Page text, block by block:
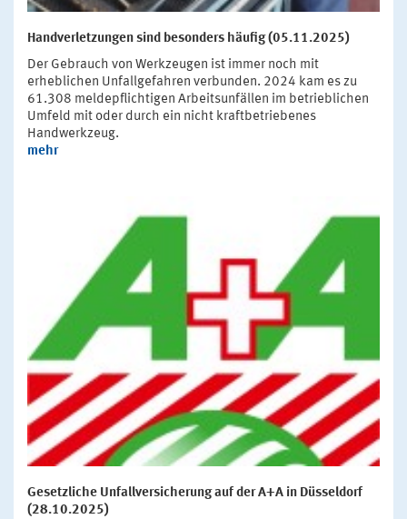
Handverletzungen sind besonders häufig (05.11.2025)
Der Gebrauch von Werkzeugen ist immer noch mit
erheblichen Unfallgefahren verbunden. 2024 kam es zu
61.308 meldepflichtigen Arbeitsunfällen im betrieblichen
Umfeld mit oder durch ein nicht kraftbetriebenes
Handwerkzeug.
mehr
Gesetzliche Unfallversicherung auf der A+A in Düsseldorf
(28.10.2025)